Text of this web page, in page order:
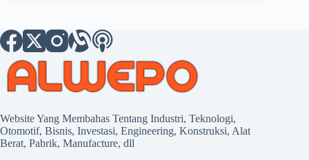
Website Yang Membahas Tentang Industri, Teknologi,
Otomotif, Bisnis, Investasi, Engineering, Konstruksi, Alat
Berat, Pabrik, Manufacture, dll